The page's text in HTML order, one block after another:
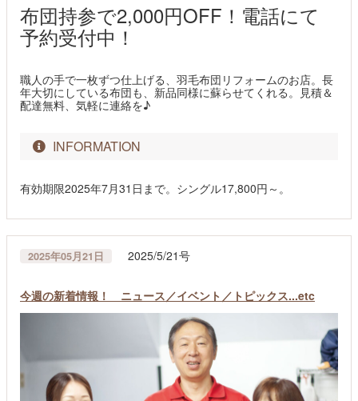
布団持参で2,000円OFF！電話にて
予約受付中！
職人の手で一枚ずつ仕上げる、羽毛布団リフォームのお店。長
年大切にしている布団も、新品同様に蘇らせてくれる。見積＆
配達無料、気軽に連絡を♪
INFORMATION
有効期限2025年7月31日まで。シングル17,800円～。
2025年05月21日 2025/5/21号
今週の新着情報！ ニュース／イベント／トピックス...etc